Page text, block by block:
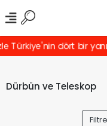
dört bir
Dürbün ve Teleskop